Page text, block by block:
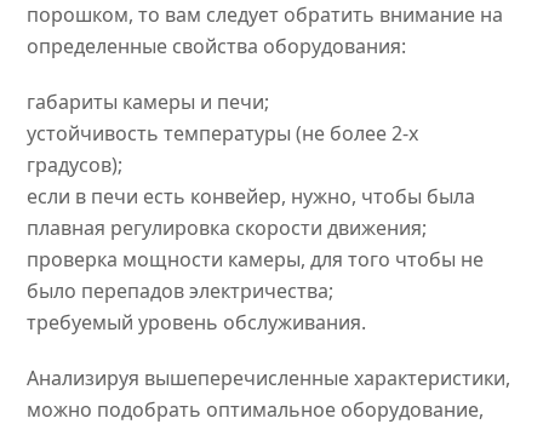
порошком, то вам следует обратить внимание на
определенные свойства оборудования:
габариты камеры и печи;
устойчивость температуры (не более 2-х
градусов);
если в печи есть конвейер, нужно, чтобы была
плавная регулировка скорости движения;
проверка мощности камеры, для того чтобы не
было перепадов электричества;
требуемый уровень обслуживания.
Анализируя вышеперечисленные характеристики,
можно подобрать оптимальное оборудование,